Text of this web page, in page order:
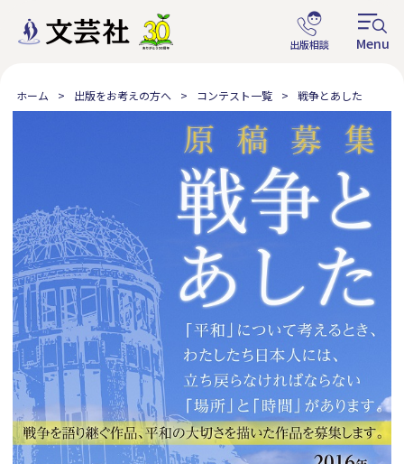
ホーム 出版をお考えの方へ コンテスト一覧 戦争とあした